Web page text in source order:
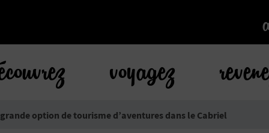
voyagez
option de tourisme d’aventures dans le Cabriel